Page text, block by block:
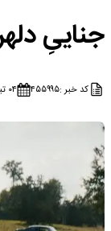
جناییِ
کد خبر :۴۵۵۹۹۵ ۰۴ تیر ۱۴۰۵ - ۱۱:۱۹